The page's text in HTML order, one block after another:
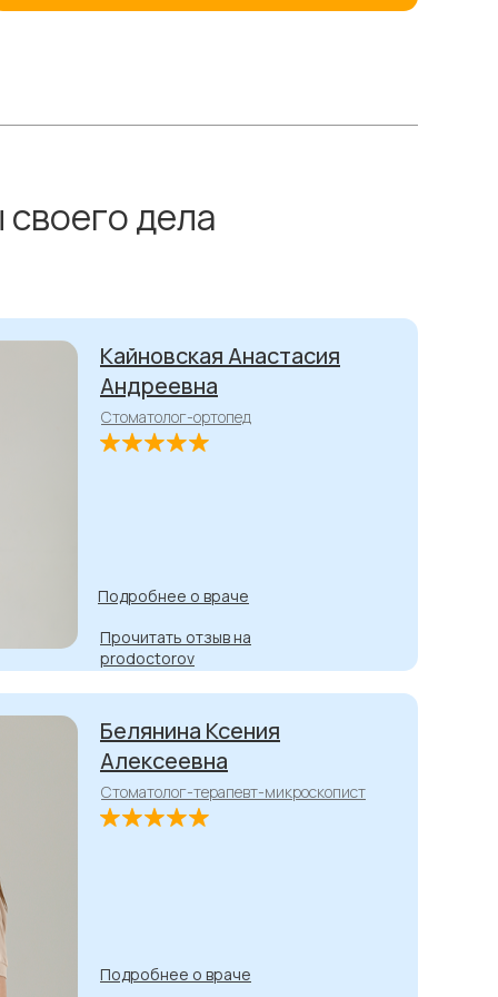
дела
Прочитать отзыв на
prodoctorov
Кайновская Анастасия
Андреевна
Стоматолог-ортопед
Белянина Ксения
Алексеевна
Стоматолог-терапевт-микроскопист
Подробнее о враче
Подробнее о враче